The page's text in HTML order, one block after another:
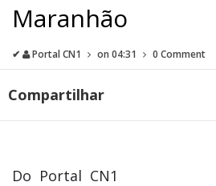
Maranhão
✔ Portal CN1 on 04:31 0 Comment
Compartilhar
Do Portal CN1